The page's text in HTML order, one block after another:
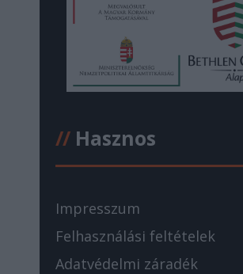
//Hasznos
Impresszum
Felhasználási feltételek
Adatvédelmi záradék